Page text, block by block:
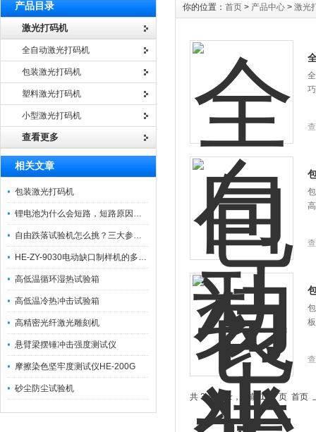
产品目录
激光打码机
全自动激光打码机
包装激光打码机
塑料激光打码机
小型激光打码机
查看更多
相关文章
包装激光打码机
锂电池为什么会短路，短路原因是什么，怎样用锂电池更安全？
自由跌落试验机怎么挑？三大参数（高度 / 角度 / 材质）决定测试精准度
HE-ZY-9030电动缺口制样机的多种用途及其在各领域中的具体应用
高低温循环湿热试验箱
高低温冷热冲击试验箱
高精密光纤激光雕刻机
悬臂梁摆锤冲击强度测试仪
摩擦染色坚牢度测试仪HE-200G
砂尘防尘试验机
你的位置： 首页 > 产品中心 > 激光
共 3 条记录，当前 1 / 1 页 首页